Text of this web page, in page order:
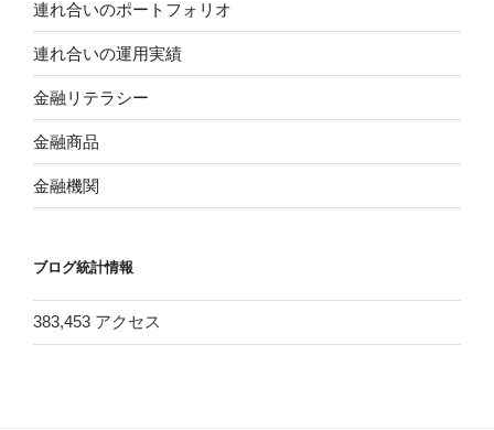
連れ合いのポートフォリオ
連れ合いの運用実績
金融リテラシー
金融商品
金融機関
ブログ統計情報
383,453 アクセス